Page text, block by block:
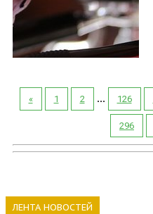
« 1 2 ... 126
296
ЛЕНТА НОВОСТЕЙ